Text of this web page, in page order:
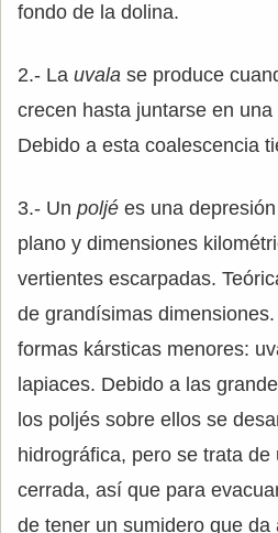
fondo de la dolina.
2.- La uvala se produce
crecen hasta juntarse en
Debido a esta coalescencia
3.- Un poljé es una
plano y dimensiones
vertientes escarpadas.
de grandísimas
formas kársticas menores:
lapiaces. Debido a las
los poljés sobre ellos se
hidrográfica, pero se trata de
cerrada, así que para
de tener un sumidero que da